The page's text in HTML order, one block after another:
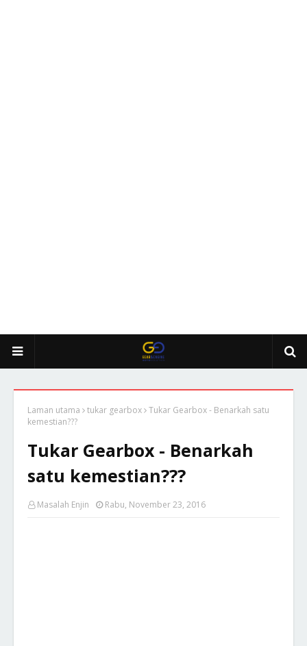
Laman utama tukar gearbox Tukar Gearbox - Benarkah satu
kemestian???
Tukar Gearbox - Benarkah
satu kemestian???
Masalah Enjin Rabu, November 23, 2016